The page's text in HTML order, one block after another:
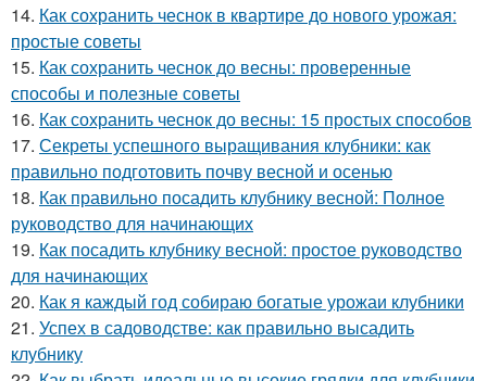
14. Как сохранить чеснок в квартире до нового урожая:
простые советы
15. Как сохранить чеснок до весны: проверенные
способы и полезные советы
16. Как сохранить чеснок до весны: 15 простых способов
17. Секреты успешного выращивания клубники: как
правильно подготовить почву весной и осенью
18. Как правильно посадить клубнику весной: Полное
руководство для начинающих
19. Как посадить клубнику весной: простое руководство
для начинающих
20. Как я каждый год собираю богатые урожаи клубники
21. Успех в садоводстве: как правильно высадить
клубнику